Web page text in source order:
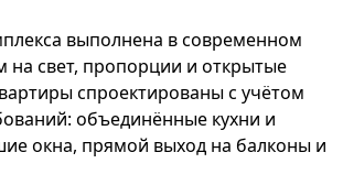
выполнена в современном
на свет, пропорции и открытые
спроектированы с учётом
объединённые кухни и
окна, прямой выход на балконы и